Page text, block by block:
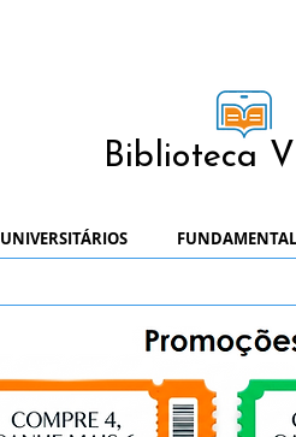
Biblioteca
UNIVERSITÁRIOS